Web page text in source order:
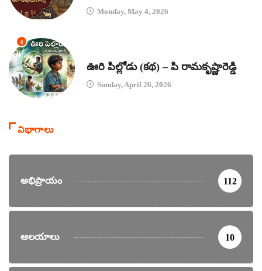
Monday, May 4, 2026
4
ఊరి పిల్లోడు (కథ) – పి రామకృష్ణారెడ్డి
Sunday, April 26, 2026
విభాగాలు
అభిప్రాయం 112
ఆలయాలు 10